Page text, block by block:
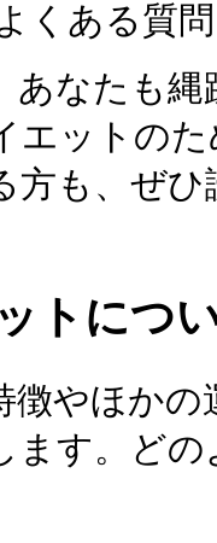
くある質問
あなたも
エットの
方も、ぜ
トにつ
徴やほか
ます。ど